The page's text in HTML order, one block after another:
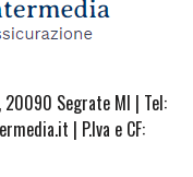
20090 Segrate MI | Tel:
| P.Iva e CF: